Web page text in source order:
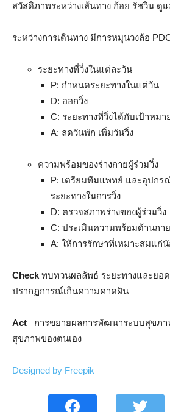
สวัสดิภาพระหว่างเส้นทาง ก้อย รัชวิน ดู
ระหว่างการเดินทาง มีการหมุนวงล้อ
ระยะทางที่วิ่งในแต่ละวัน
P: กำหนดระยะทางในแต่วัน
D: ออกวิ่ง
C: ระยะทางที่วิ่งได้กับเป้าหมา
A: ลดวันพัก เพิ่มวันวิ่ง
ความพร้อมของร่างกายผู้ร่วมวิ่ง
P: เตรียมทีมแพทย์ และอุปกร
ระยะทางในการวิ่ง
D: ตรวจสภาพร่างของผู้ร่วมวิ่ง
C: ประเมินความพร้อมด้านกา
A: ให้การรักษาที่เหมาะสมแก่
Check ทบทวนผลลัพธ์ ระยะทางและยอ
ปรากฏการณ์เกินความคาดฝัน
Act การขยายผลการพัฒนาระบบสุขภา
สุขภาพของตนเอง
Designed by Freepik